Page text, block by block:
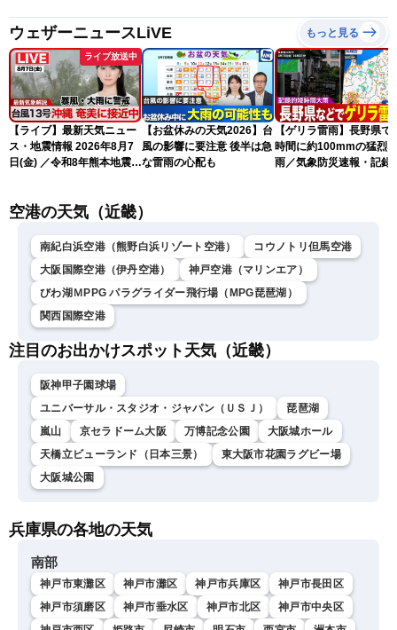
ウェザーニュースLiVE もっと見る
ライブ放送中
【ライブ】最新天気ニュー
ス・地震情報 2026年8月7
日(金) ／令和8年熊本地震情
ーン・駒木結衣／内藤邦
【お盆休みの天気2026】台
風の影響に要注意 後半は急
な雷雨の心配も
【ゲリラ雷雨】長野県で1
時間に約100mmの猛烈な
雨／気象防災速報・記録
空港の天気（近畿）
南紀白浜空港（熊野白浜リゾート空港）
コウノトリ但馬空港
大阪国際空港（伊丹空港）
神戸空港（マリンエア）
びわ湖ＭPPG パラグライダー飛行場（MPG琵琶湖）
関西国際空港
注目のお出かけスポット天気（近畿）
阪神甲子園球場
ユニバーサル・スタジオ・ジャパン（ＵＳＪ）
琵琶湖
嵐山
京セラドーム大阪 万博記念公園
大阪城ホール
天橋立ビューランド（日本三景）
東大阪市花園ラグビー場
大阪城公園
兵庫県の各地の天気
南部
神戸市東灘区 神戸市灘区 神戸市兵庫区
神戸市長田区
神戸市須磨区
神戸市垂水区 神戸市北区
神戸市中央区